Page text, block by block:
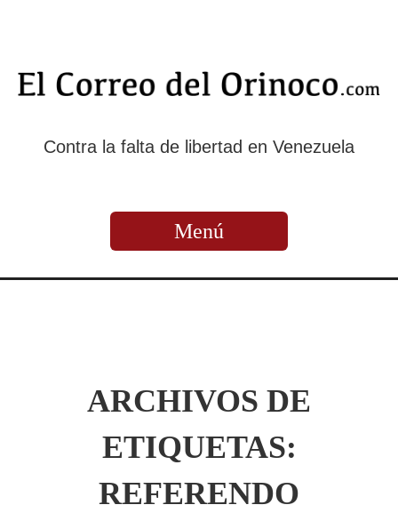
Contra la falta de libertad en Venezuela
Menú
ARCHIVOS DE
ETIQUETAS:
REFERENDO